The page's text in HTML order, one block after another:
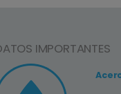
IMPORTANTES